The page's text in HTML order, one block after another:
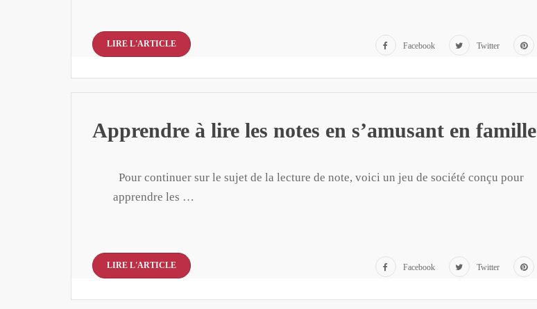
LIRE L'ARTICLE Facebook Twitter
Apprendre à lire les notes en s’amusant en famille
Pour continuer sur le sujet de la lecture de note, voici un jeu de société conçu pour
apprendre les …
LIRE L'ARTICLE Facebook Twitter